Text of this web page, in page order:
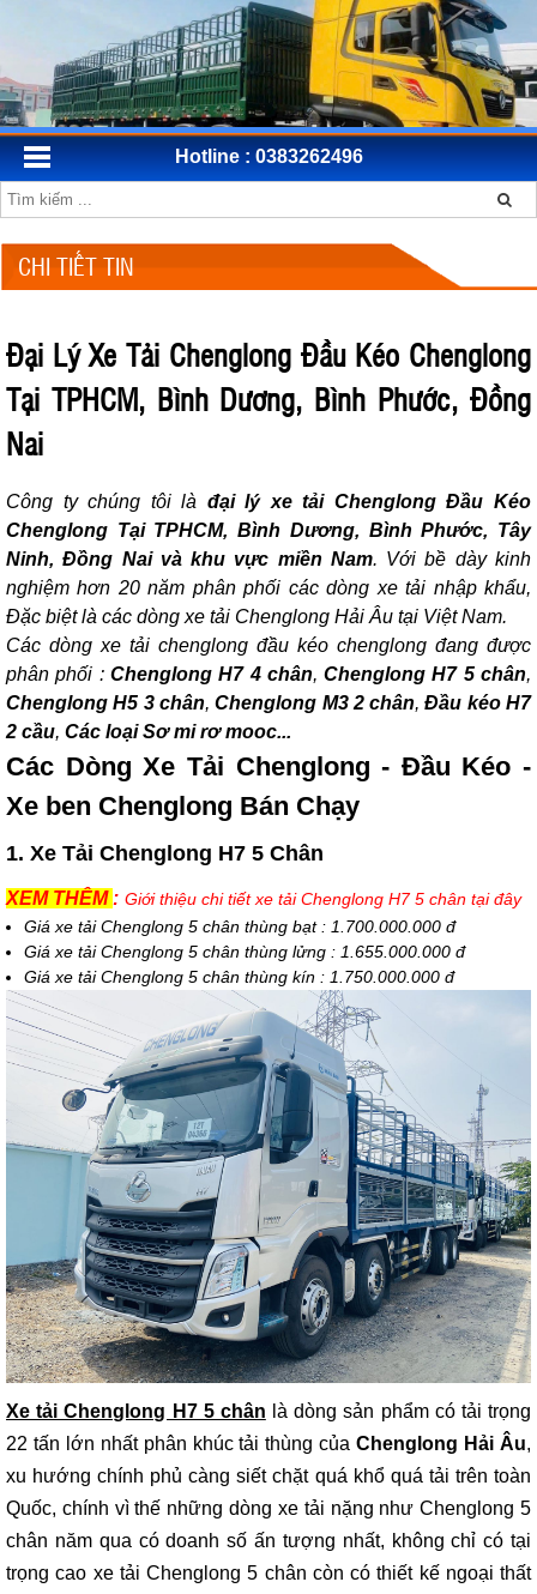
Hotline : 0383262496
CHI TIẾT TIN
Đại Lý Xe Tải Chenglong Đầu Kéo Chenglong
Tại TPHCM, Bình Dương, Bình Phước, Đồng
Nai
Công ty chúng tôi là đại lý xe tải Chenglong Đầu Kéo
Chenglong Tại TPHCM, Bình Dương, Bình Phước, Tây
Ninh, Đồng Nai và khu vực miền Nam. Với bề dày kinh
nghiệm hơn 20 năm phân phối các dòng xe tải nhập khẩu,
Đặc biệt là các dòng xe tải Chenglong Hải Âu tại Việt Nam.
Các dòng xe tải chenglong đầu kéo chenglong đang được
phân phối : Chenglong H7 4 chân,Chenglong H7 5 chân,
Chenglong H5 3 chân,Chenglong M3 2 chân,Đầu kéo H7
2 cầu, Các loại Sơ mi rơ mooc...
Các Dòng Xe Tải Chenglong - Đầu Kéo -
Xe ben Chenglong Bán Chạy
1. Xe Tải Chenglong H7 5 Chân
XEM THÊM : Giới thiệu chi tiết xe tải Chenglong H7 5 chân tại đây
Giá xe tải Chenglong 5 chân thùng bạt : 1.700.000.000 đ
Giá xe tải Chenglong 5 chân thùng lửng : 1.655.000.000 đ
Giá xe tải Chenglong 5 chân thùng kín : 1.750.000.000 đ
Xe tải Chenglong H7 5 chân là dòng sản phẩm có tải trọng
22 tấn lớn nhất phân khúc tải thùng củaChenglong Hải Âu,
xu hướng chính phủ càng siết chặt quá khổ quá tải trên toàn
Quốc, chính vì thế những dòng xe tải nặng như Chenglong 5
chân năm qua có doanh số ấn tượng nhất, không chỉ có tại
trọng cao xe tải Chenglong 5 chân còn có thiết kế ngoại thất